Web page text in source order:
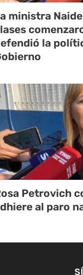
ministra
la
Petrovich
al paro